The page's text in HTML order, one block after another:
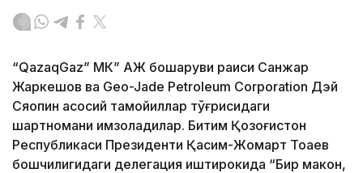
“QazaqGaz” МК” АЖ бошқаруви раиси Санжар
Жаркешов ва Geo-Jade Petroleum Corporation Дэй
Сяопин асосий тамойиллар тўғрисидаги
шартномани имзоладилар. Битим Қозоғистон
Республикаси Президенти Қасим-Жомарт Тоқаев
бошчилигидаги делегация иштирокида “Бир макон,